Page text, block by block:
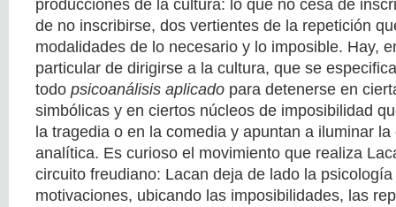
producciones de la cultura: lo que no cesa de
de no inscribirse, dos vertientes de la repetición
modalidades de lo necesario y lo imposible. Hay,
particular de dirigirse a la cultura, que se
todo psicoanálisis aplicado para detenerse en
simbólicas y en ciertos núcleos de imposibilidad
la tragedia o en la comedia y apuntan a iluminar
analítica. Es curioso el movimiento que realiza
circuito freudiano: Lacan deja de lado la
motivaciones, ubicando las imposibilidades, las